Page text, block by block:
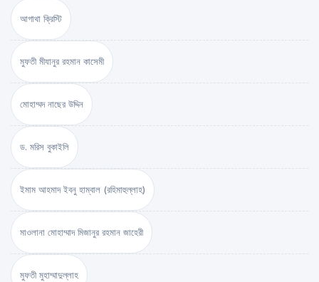
আগাথা ক্রিস্টি
মুফতী মীযানুর রহমান কাসেমী
মোহাম্মদ নাছের উদ্দিন
ড. মরিস বুকাইলি
ইমাম আহমাদ ইবনু হাম্বাল (রহিমাহুল্লাহ)
মাওলানা মোহাম্মাদ মিজানুর রহমান জাহেরী
মুফতী মুহাম্মাদুল্লাহ